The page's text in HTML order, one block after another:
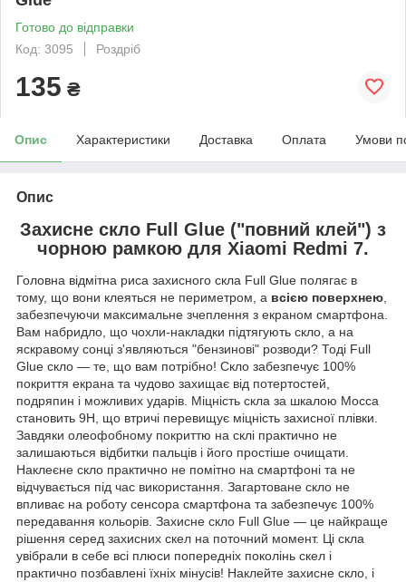
Готово до відправки
Код: 3095
Роздріб
135 ₴
Опис Характеристики Доставка Оплата Умови
Опис
Захисне скло Full Glue ("повний клей") з
чорною рамкою для Xiaomi Redmi 7.
Головна відмітна риса захисного скла Full Glue полягає в
тому, що вони клеяться не периметром, а всією поверхнею,
забезпечуючи максимальне зчеплення з екраном смартфона.
Вам набридло, що чохли-накладки підтягують скло, а на
яскравому сонці з'являються "бензинові" розводи? Тоді Full
Glue скло — те, що вам потрібно! Скло забезпечує 100%
покриття екрана та чудово захищає від потертостей,
подряпин і можливих ударів. Міцність скла за шкалою Мосса
становить 9H, що втричі перевищує міцність захисної плівки.
Завдяки олеофобному покриттю на склі практично не
залишаються відбитки пальців і його простіше очищати.
Наклеєне скло практично не помітно на смартфоні та не
відчувається під час використання. Загартоване скло не
впливає на роботу сенсора смартфона та забезпечує 100%
передавання кольорів. Захисне скло Full Glue — це найкраще
рішення серед захисних скел на поточний момент. Ці скла
увібрали в себе всі плюси попередніх поколінь скел і
практично позбавлені їхніх мінусів! Наклейте захисне скло, і